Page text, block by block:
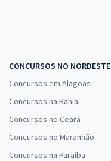
CONCURSOS NO NORDESTE
Concursos em Alagoas
Concursos na Bahia
Concursos no Ceará
Concursos no Maranhão
Concursos na Paraíba